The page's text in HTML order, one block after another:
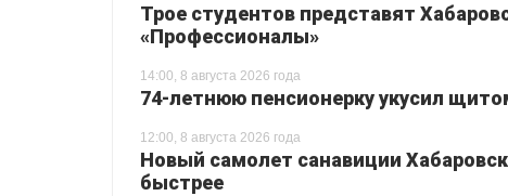
Трое студентов представят
«Профессионалы»
14:00, 8 августа 2026 года
74-летнюю пенсионерку укусил
12:00, 8 августа 2026 года
Новый самолет санавиции
быстрее